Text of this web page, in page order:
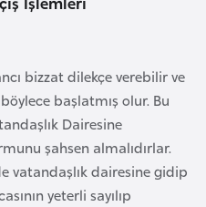
bizzat dilekçe verebilir ve
başlatmış olur. Bu
Dairesine
şahsen almalıdırlar.
vatandaşlık dairesine gidip
yeterli sayılıp